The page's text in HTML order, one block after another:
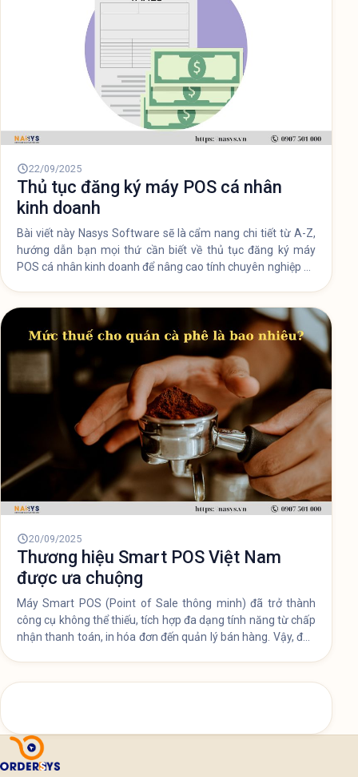
22/09/2025
Thủ tục đăng ký máy POS cá nhân
kinh doanh
Bài viết này Nasys Software sẽ là cẩm nang chi tiết từ A-Z,
hướng dẫn bạn mọi thứ cần biết về thủ tục đăng ký máy
POS cá nhân kinh doanh để nâng cao tính chuyên nghiệp và
20/09/2025
Thương hiệu Smart POS Việt Nam
được ưa chuộng
Máy Smart POS (Point of Sale thông minh) đã trở thành
công cụ không thể thiếu, tích hợp đa dạng tính năng từ chấp
nhận thanh toán, in hóa đơn đến quản lý bán hàng. Vậy, đâu